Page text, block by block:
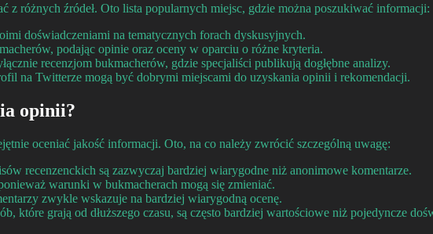
z różnych źródeł. Oto lista popularnych miejsc, gdzie można poszukiwać informacji:
doświadczeniami na tematycznych forach dyskusyjnych.
podając opinie oraz oceny w oparciu o różne kryteria.
recenzjom bukmacherów, gdzie specjaliści publikują dogłębne analizy.
na Twitterze mogą być dobrymi miejscami do uzyskania opinii i rekomendacji.
opinii?
oceniać jakość informacji. Oto, na co należy zwrócić szczególną uwagę:
recenzenckich są zazwyczaj bardziej wiarygodne niż anonimowe komentarze.
warunki w bukmacherach mogą się zmieniać.
zwykle wskazuje na bardziej wiarygodną ocenę.
które grają od dłuższego czasu, są często bardziej wartościowe niż pojedyncze